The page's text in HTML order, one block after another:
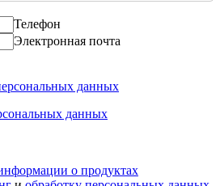
Телефон
Электронная почта
данных
данных
о продуктах